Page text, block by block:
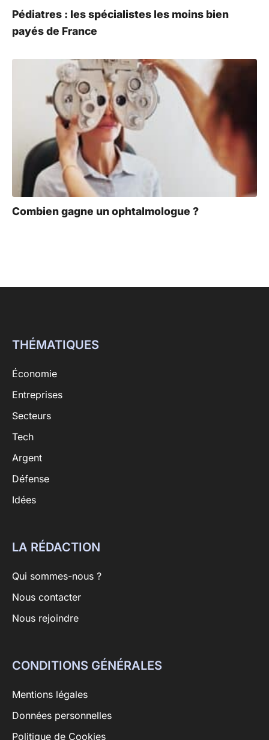
Pédiatres : les spécialistes les moins bien
payés de France
Combien gagne un ophtalmologue ?
THÉMATIQUES
Économie
Entreprises
Secteurs
Tech
Argent
Défense
Idées
LA RÉDACTION
Qui sommes-nous ?
Nous contacter
Nous rejoindre
CONDITIONS GÉNÉRALES
Mentions légales
Données personnelles
Politique de Cookies